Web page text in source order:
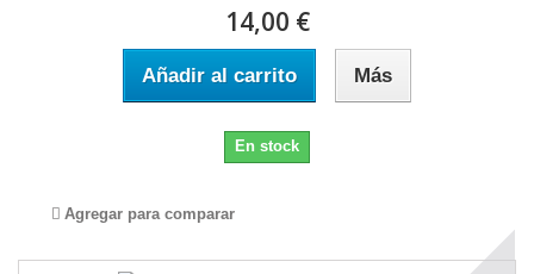
14,00 €
Añadir al carrito Más
En stock
Agregar para comparar